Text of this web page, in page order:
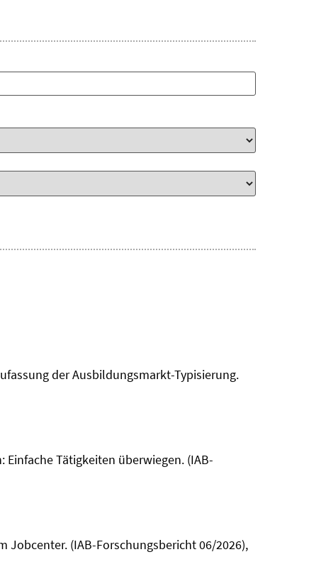
der Ausbildungsmarkt-Typisierung.
Tätigkeiten überwiegen. (IAB-
Jobcenter. (IAB-Forschungsbericht 06/2026),